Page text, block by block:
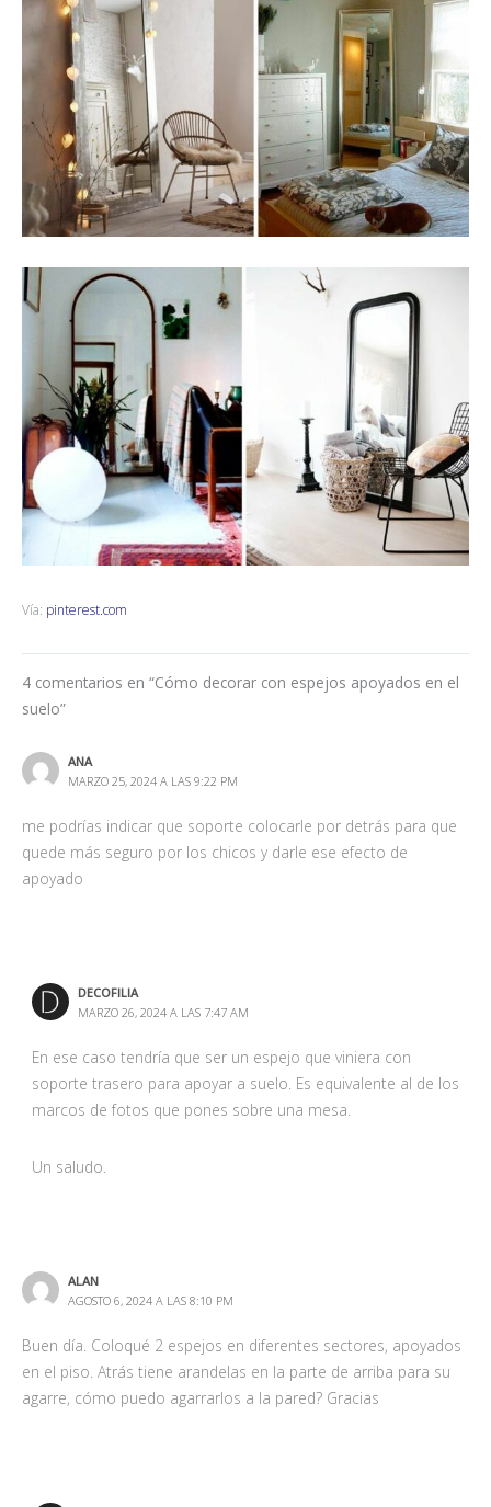
Vía: pinterest.com
4 comentarios en “Cómo decorar con espejos apoyados en el
suelo”
ANA
MARZO 25, 2024 A LAS 9:22 PM
me podrías indicar que soporte colocarle por detrás para que
quede más seguro por los chicos y darle ese efecto de
apoyado
DECOFILIA
MARZO 26, 2024 A LAS 7:47 AM
En ese caso tendría que ser un espejo que viniera con
soporte trasero para apoyar a suelo. Es equivalente al de los
marcos de fotos que pones sobre una mesa.
Un saludo.
ALAN
AGOSTO 6, 2024 A LAS 8:10 PM
Buen día. Coloqué 2 espejos en diferentes sectores, apoyados
en el piso. Atrás tiene arandelas en la parte de arriba para su
agarre, cómo puedo agarrarlos a la pared? Gracias